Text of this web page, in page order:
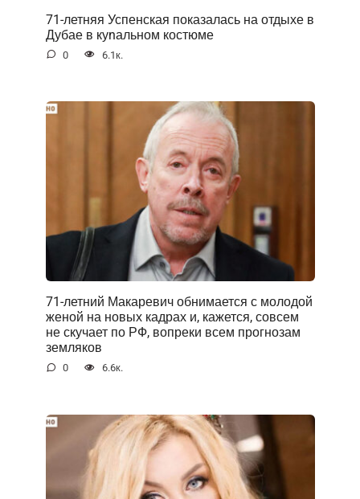
71-летняя Успенская показалась на отдыхе в
Дубае в куnальном костюме
0 6.1к.
71-летний Макаревич обнимается с молодой
женой на новых кадрах и, кажется, совсем
не скучает по РФ, вопреки всем прогнозам
земляков
0 6.6к.